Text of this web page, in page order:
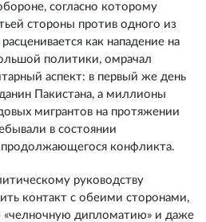
согласно которому
стороны против одного из
как нападение на
политики, омрачал
аспект: в первый же день
Пакистана, а миллионы
мигрантов на протяжении
в состоянии
продолжающегося конфликта.
руководству
контакт с обеими сторонами,
«челночную дипломатию» и даже